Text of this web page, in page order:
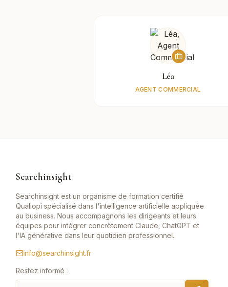
Léa
AGENT COMMERCIAL
Searchinsight
Searchinsight est un organisme de formation certifié
Qualiopi spécialisé dans l'intelligence artificielle appliquée
au business. Nous accompagnons les dirigeants et leurs
équipes pour intégrer concrètement Claude, ChatGPT et
l'IA générative dans leur quotidien professionnel.
info@searchinsight.fr
Restez informé :